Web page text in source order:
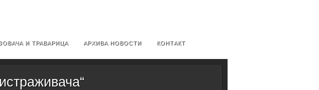
И ТРАВАРИЦА АРХИВА НОВОСТИ КОНТАКТ